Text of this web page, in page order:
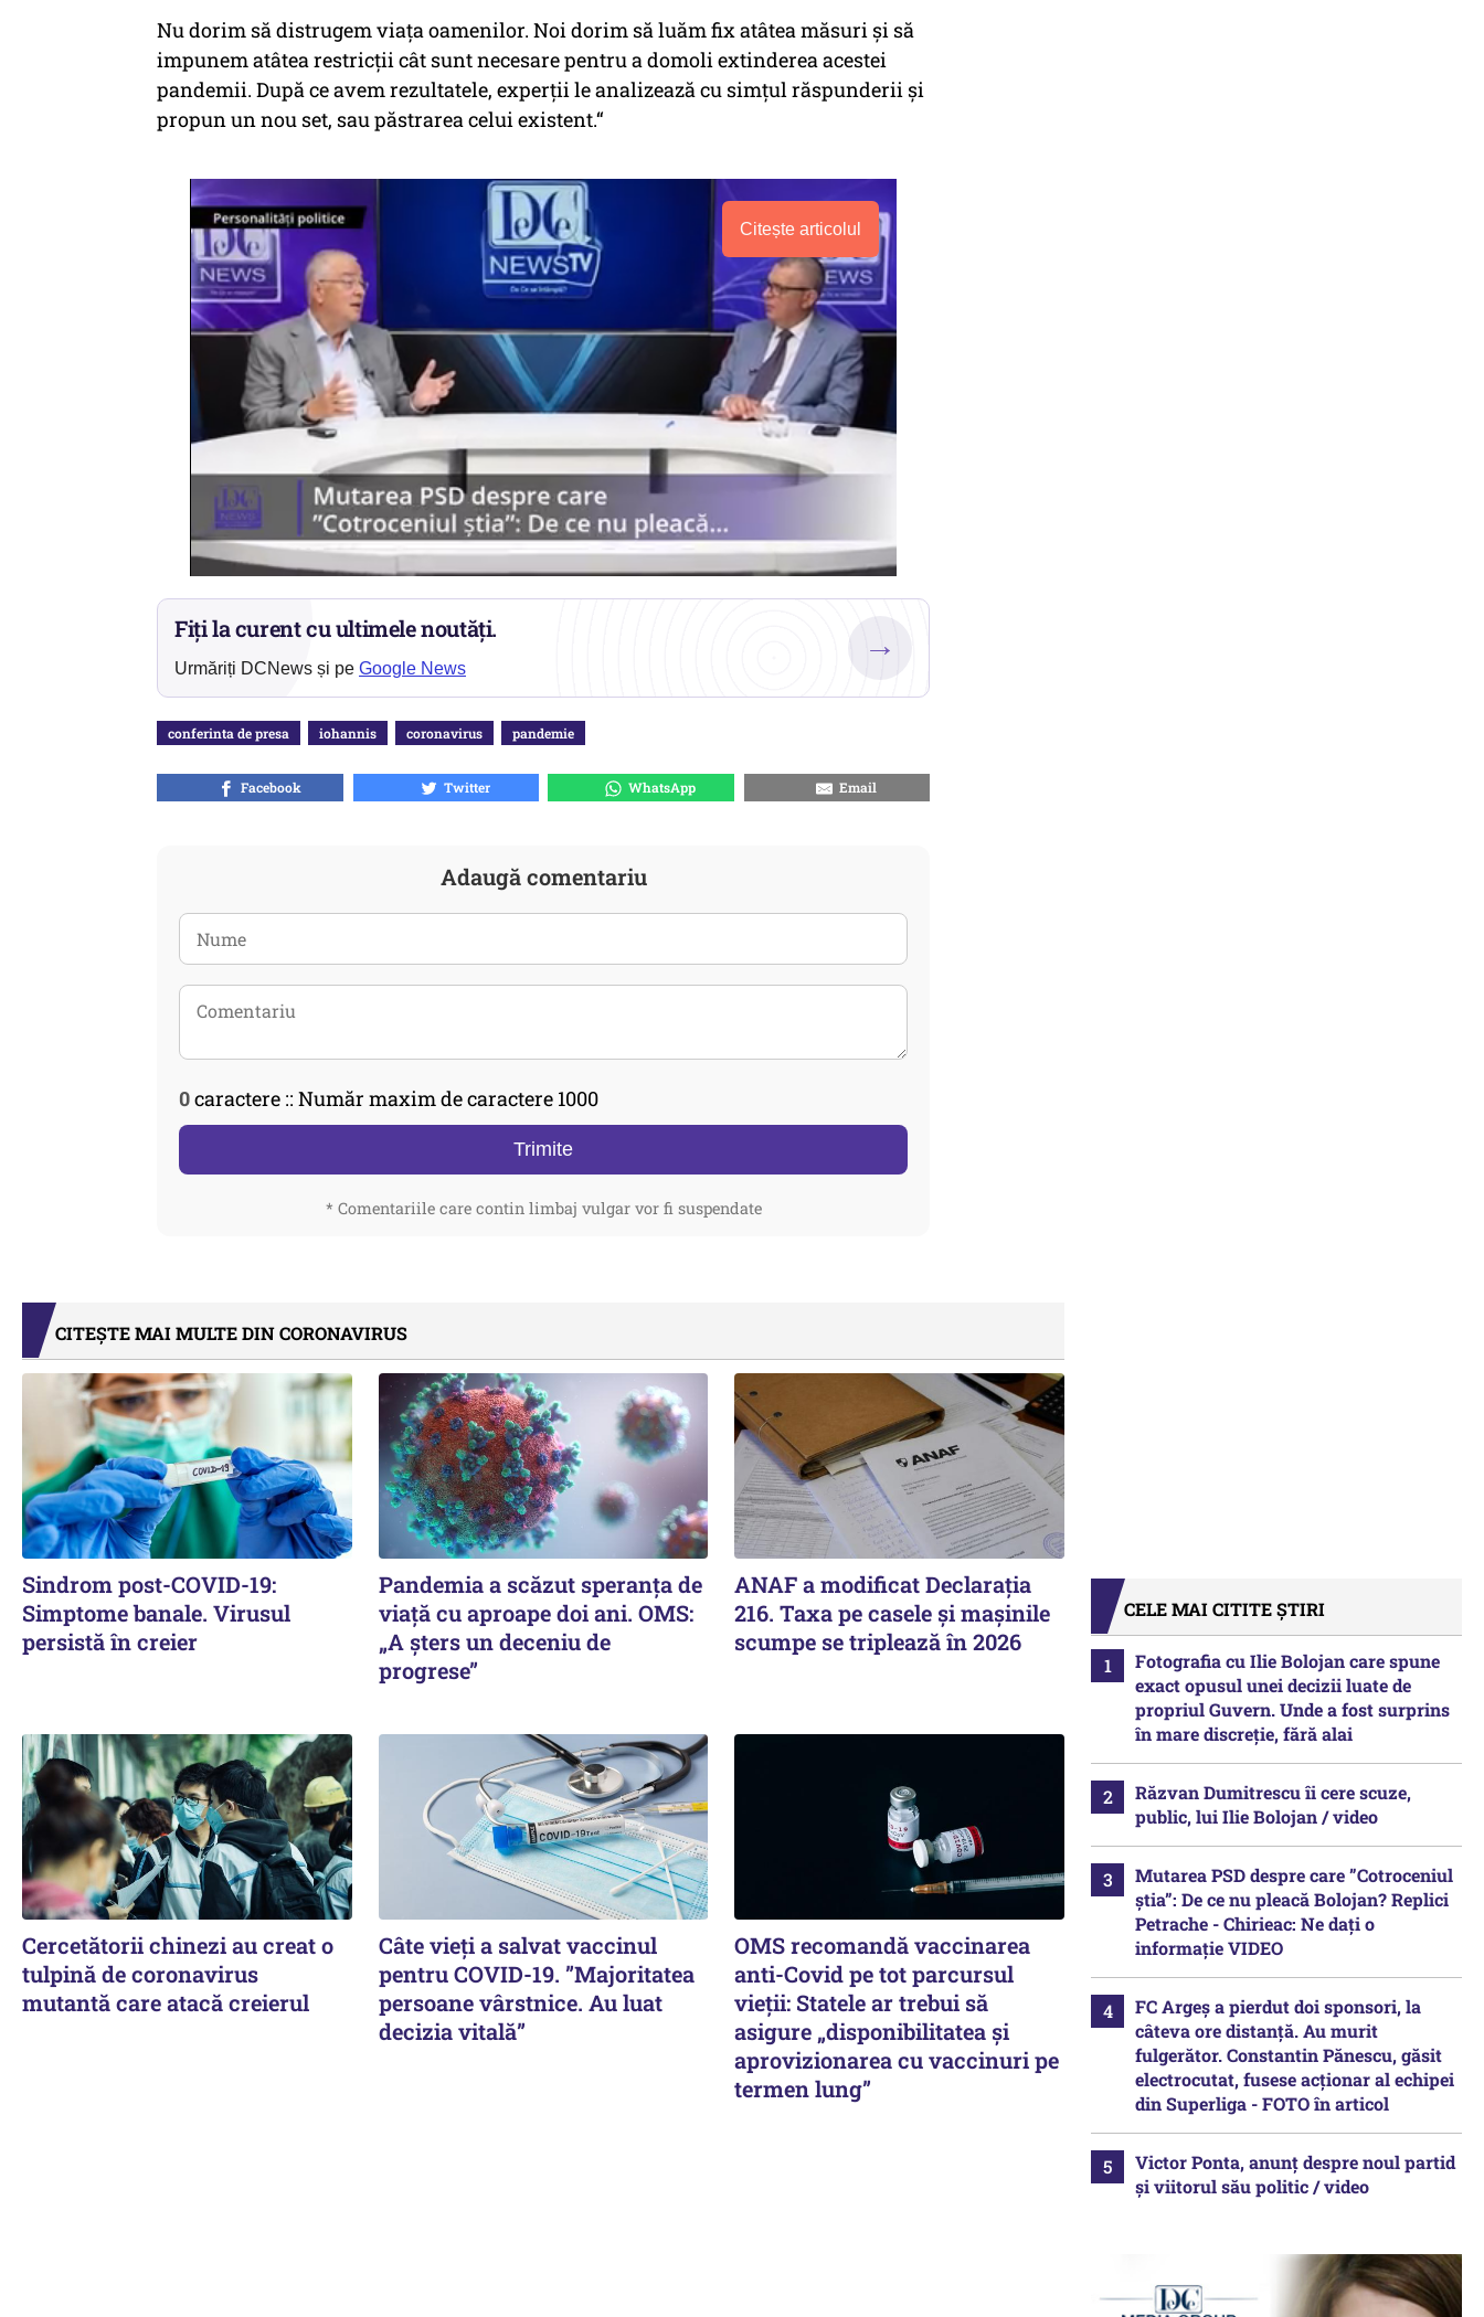
Nu dorim să distrugem viața oamenilor. Noi dorim să luăm fix atâtea măsuri și să
impunem atâtea restricții cât sunt necesare pentru a domoli extinderea acestei
pandemii. După ce avem rezultatele, experții le analizează cu simțul răspunderii și
propun un nou set, sau păstrarea celui existent.“
Citește articolul
Fiți la curent cu ultimele noutăți.
Urmăriți DCNews și pe Google News
→
conferinta de presa iohannis coronavirus pandemie
Facebook Twitter WhatsApp Email
Adaugă comentariu
0caractere :: Număr maxim de caractere 1000
Trimite
* Comentariile care contin limbaj vulgar vor fi suspendate
CITEȘTE MAI MULTE DIN CORONAVIRUS
Sindrom post-COVID-19:
Simptome banale. Virusul
persistă în creier
Pandemia a scăzut speranţa de
viaţă cu aproape doi ani. OMS:
„A şters un deceniu de
progrese”
ANAF a modificat Declarația
216. Taxa pe casele și mașinile
scumpe se triplează în 2026
Cercetătorii chinezi au creat o
tulpină de coronavirus
mutantă care atacă creierul
Câte vieți a salvat vaccinul
pentru COVID-19. ”Majoritatea
persoane vârstnice. Au luat
decizia vitală”
OMS recomandă vaccinarea
anti-Covid pe tot parcursul
vieții: Statele ar trebui să
asigure „disponibilitatea și
aprovizionarea cu vaccinuri pe
termen lung”
CELE MAI CITITE ȘTIRI
Fotografia cu Ilie Bolojan care spune
exact opusul unei decizii luate de
propriul Guvern. Unde a fost surprins
în mare discreție, fără alai
Răzvan Dumitrescu îi cere scuze,
public, lui Ilie Bolojan / video
Mutarea PSD despre care ”Cotroceniul
știa”: De ce nu pleacă Bolojan? Replici
Petrache - Chirieac: Ne dați o
informație VIDEO
FC Argeș a pierdut doi sponsori, la
câteva ore distanță. Au murit
fulgerător. Constantin Pănescu, găsit
electrocutat, fusese acționar al echipei
din Superliga - FOTO în articol
Victor Ponta, anunț despre noul partid
și viitorul său politic / video